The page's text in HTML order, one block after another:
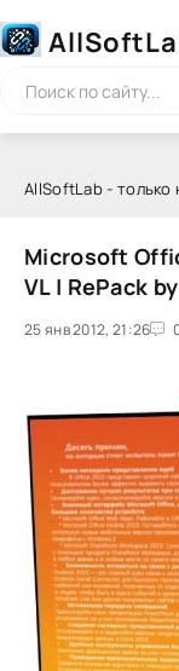
AllSoftLab -
Microsoft
VL | RePack
25 янв 2012, 21:26
1 2 3 4 5